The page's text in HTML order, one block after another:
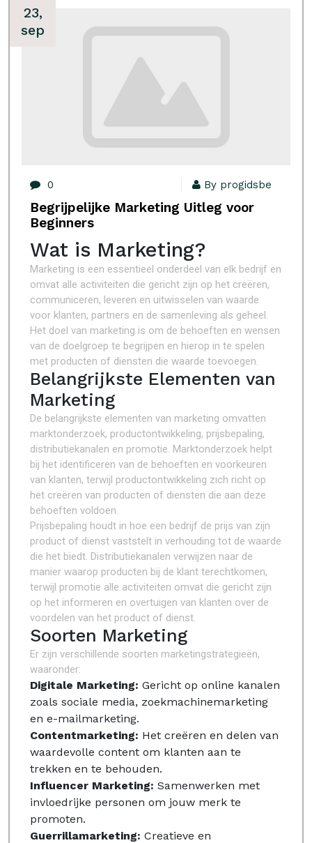
23,
sep
0 By progidsbe
Begrijpelijke Marketing Uitleg voor
Beginners
Wat is Marketing?
Marketing is een essentieel onderdeel van elk bedrijf en
omvat alle activiteiten die gericht zijn op het creëren,
communiceren, leveren en uitwisselen van waarde
voor klanten, partners en de samenleving als geheel.
Het doel van marketing is om de behoeften en wensen
van de doelgroep te begrijpen en hierop in te spelen
met producten of diensten die waarde toevoegen.
Belangrijkste Elementen van
Marketing
De belangrijkste elementen van marketing omvatten
marktonderzoek, productontwikkeling, prijsbepaling,
distributiekanalen en promotie. Marktonderzoek helpt
bij het identificeren van de behoeften en voorkeuren
van klanten, terwijl productontwikkeling zich richt op
het creëren van producten of diensten die aan deze
behoeften voldoen.
Prijsbepaling houdt in hoe een bedrijf de prijs van zijn
product of dienst vaststelt in verhouding tot de waarde
die het biedt. Distributiekanalen verwijzen naar de
manier waarop producten bij de klant terechtkomen,
terwijl promotie alle activiteiten omvat die gericht zijn
op het informeren en overtuigen van klanten over de
voordelen van het product of dienst.
Soorten Marketing
Er zijn verschillende soorten marketingstrategieën,
waaronder:
Digitale Marketing: Gericht op online kanalen
zoals sociale media, zoekmachinemarketing
en e-mailmarketing.
Contentmarketing: Het creëren en delen van
waardevolle content om klanten aan te
trekken en te behouden.
Influencer Marketing: Samenwerken met
invloedrijke personen om jouw merk te
promoten.
Guerrillamarketing: Creatieve en